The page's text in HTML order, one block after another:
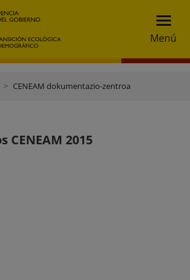
Menú
CENEAM dokumentazio-zentroa
CENEAM 2015